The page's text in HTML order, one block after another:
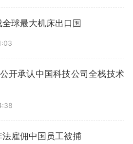
球最大机床出口国
开承认中国科技公司全栈技术
雇佣中国员工被捕